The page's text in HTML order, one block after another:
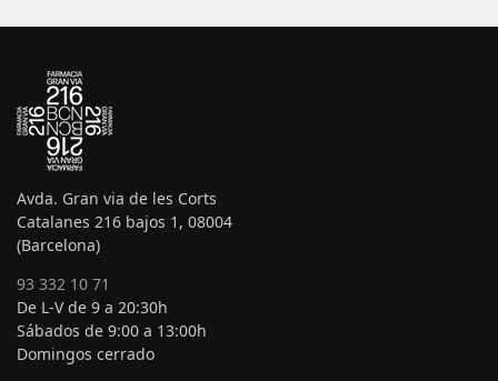
Avda. Gran via de les Corts
Catalanes 216 bajos 1, 08004
(Barcelona)
93 332 10 71
De L-V de 9 a 20:30h
Sábados de 9:00 a 13:00h
Domingos cerrado